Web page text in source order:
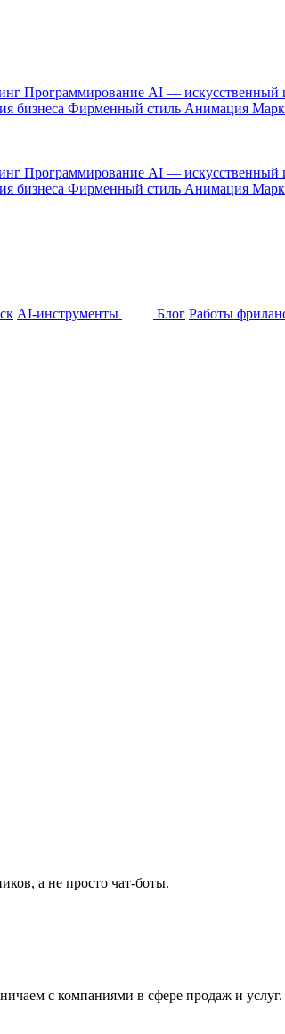
Программирование AI — искусственный
бизнеса Фирменный стиль Анимация
Программирование AI — искусственный
бизнеса Фирменный стиль Анимация
AI-инструменты Блог Работы
а не просто чат-боты.
с компаниями в сфере продаж и услуг.